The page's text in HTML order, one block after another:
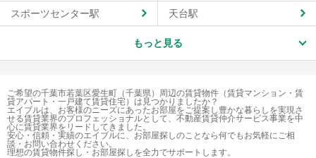
スポーツセンター駅 天台駅
もっと見る
ご希望の千葉市若葉区愛生町（千葉県）周辺の賃貸物件（賃貸マンション・賃
貸アパート・一戸建て賃貸住宅）は見つかりましたか？
エイブルは、お客様のニーズにあったお部屋をご提案し豊かな暮らしを実現さ
せる賃貸業界のプロフェッショナルとして、不動産賃貸仲介サービス事業を中
心に賃貸業界をリードしてきました。
安心・信頼・実績のエイブルに、お部屋探しのことなら何でもお気軽にご相
談・お問い合わせください。
理想の賃貸物件探し・お部屋探しを全力でサポートします。